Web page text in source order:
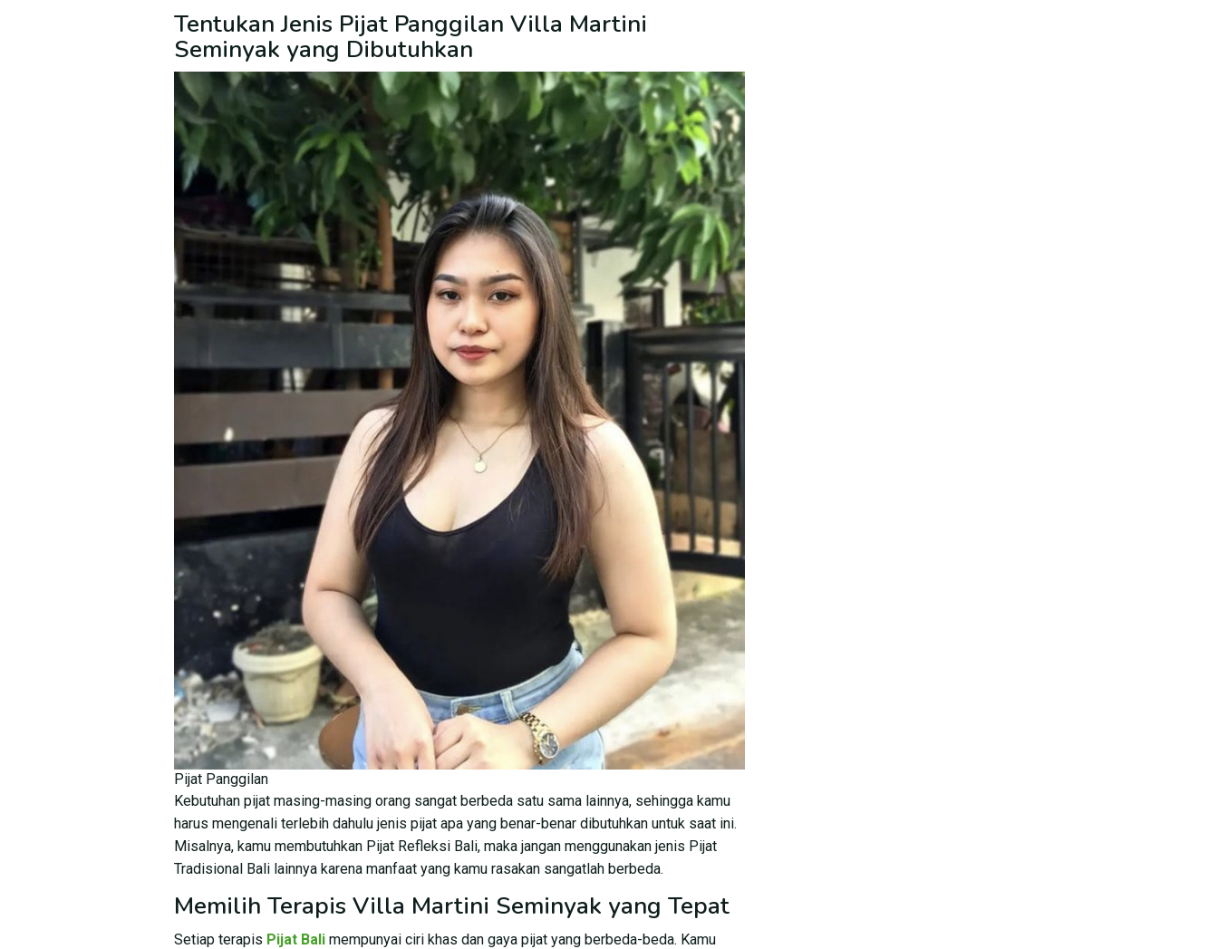
Tentukan Jenis Pijat Panggilan Villa Martini
Seminyak yang Dibutuhkan
Pijat Panggilan
Kebutuhan pijat masing-masing orang sangat berbeda satu sama lainnya, sehingga kamu
harus mengenali terlebih dahulu jenis pijat apa yang benar-benar dibutuhkan untuk saat ini.
Misalnya, kamu membutuhkan Pijat Refleksi Bali, maka jangan menggunakan jenis Pijat
Tradisional Bali lainnya karena manfaat yang kamu rasakan sangatlah berbeda.
Memilih Terapis Villa Martini Seminyak yang Tepat
Setiap terapis Pijat Bali mempunyai ciri khas dan gaya pijat yang berbeda-beda. Kamu